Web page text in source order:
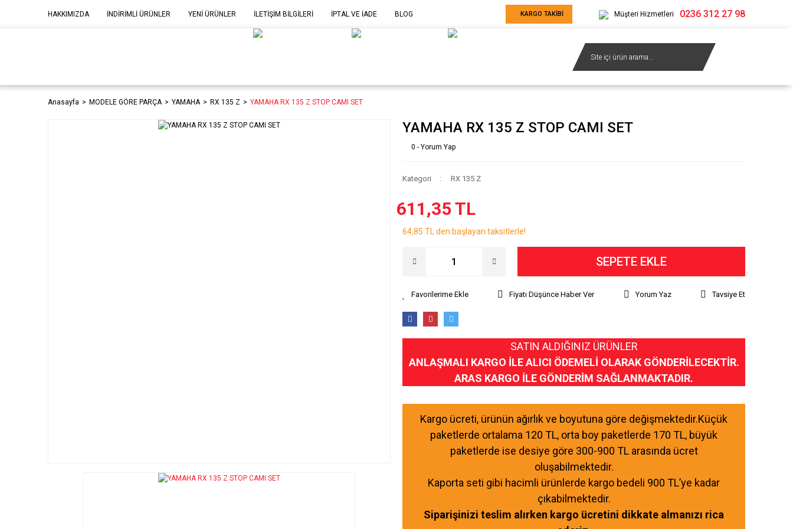
HAKKIMIZDA İNDİRİMLİ ÜRÜNLER YENİ ÜRÜNLER İLETİŞİM BİLGİLERİ İPTAL VE İADE BLOG KARGO TAKİBİ Müşteri Hizmetleri 0236 312 27 98
Anasayfa MODELE GÖRE PARÇA YAMAHA RX 135 Z YAMAHA RX 135 Z STOP CAMI SET
YAMAHA RX 135 Z STOP CAMI SET
0 - Yorum Yap
Kategori RX 135 Z
611,35 TL
64,85 TL den başlayan taksitlerle!
SEPETE EKLE
Fiyatı Düşünce Haber Ver Yorum Yaz Tavsiye Et
SATIN ALDIĞINIZ ÜRÜNLER
ANLAŞMALI KARGO İLE ALICI ÖDEMELİ OLARAK GÖNDERİLECEKTİR.
ARAS KARGO İLE GÖNDERİM SAĞLANMAKTADIR.
Kargo ücreti, ürünün ağırlık ve boyutuna göre değişmektedir.Küçük
paketlerde ortalama 120 TL, orta boy paketlerde 170 TL, büyük
paketlerde ise desiye göre 300-900 TL arasında ücret
oluşabilmektedir.
Kaporta seti gibi hacimli ürünlerde kargo bedeli 900 TL’ye kadar
çıkabilmektedir.
Siparişinizi teslim alırken kargo ücretini dikkate almanızı rica